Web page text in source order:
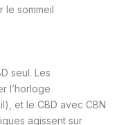
le sommeil
seul. Les
l’horloge
et le CBD avec CBN
agissent sur